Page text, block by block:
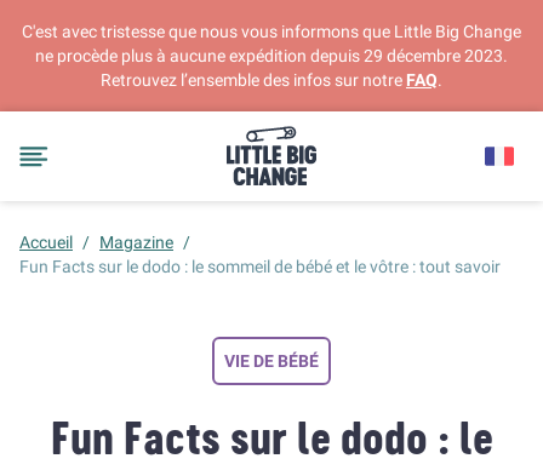
C'est avec tristesse que nous vous informons que Little Big Change
ne procède plus à aucune expédition depuis 29 décembre 2023.
Retrouvez l’ensemble des infos sur notre FAQ.
Accueil / Magazine /
Fun Facts sur le dodo : le sommeil de bébé et le vôtre : tout savoir
VIE DE BÉBÉ
Fun Facts sur le dodo : le